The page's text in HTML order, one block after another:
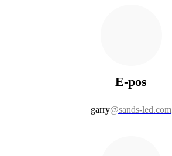
E-pos
garry@sands-led.com